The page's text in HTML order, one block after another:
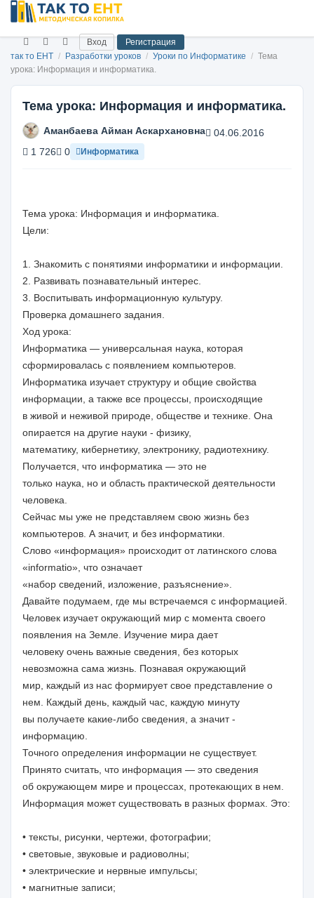
Вход
Регистрация
так то ЕНТ / Разработки уроков / Уроки по Информатике / Тема
урока: Информация и информатика.
Тема урока: Информация и информатика.
Аманбаева Айман Аскархановна
04.06.2016
1 726
0 Информатика
Тема урока: Информация и информатика.
Цели:
1. Знакомить с понятиями информатики и информации.
2. Развивать познавательный интерес.
3. Воспитывать информационную культуру.
Проверка домашнего задания.
Ход урока:
Информатика — универсальная наука, которая
сформировалась с появлением компьютеров.
Информатика изучает структуру и общие свойства
информации, а также все процессы, происходящие
в живой и неживой природе, обществе и технике. Она
опирается на другие науки - физику,
математику, кибернетику, электронику, радиотехнику.
Получается, что информатика — это не
только наука, но и область практической деятельности
человека.
Сейчас мы уже не представляем свою жизнь без
компьютеров. А значит, и без информатики.
Слово «информация» происходит от латинского слова
«informatio», что означает
«набор сведений, изложение, разъяснение».
Давайте подумаем, где мы встречаемся с информацией.
Человек изучает окружающий мир с момента своего
появления на Земле. Изучение мира дает
человеку очень важные сведения, без которых
невозможна сама жизнь. Познавая окружающий
мир, каждый из нас формирует свое представление о
нем. Каждый день, каждый час, каждую минуту
вы получаете какие-либо сведения, а значит -
информацию.
Точного определения информации не существует.
Принято считать, что информация — это сведения
об окружающем мире и процессах, протекающих в нем.
Информация может существовать в разных формах. Это:
• тексты, рисунки, чертежи, фотографии;
• световые, звуковые и радиоволны;
• электрические и нервные импульсы;
• магнитные записи;